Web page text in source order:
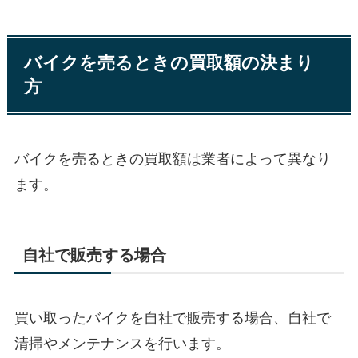
バイクを売るときの買取額の決まり
方
バイクを売るときの買取額は業者によって異なり
ます。
自社で販売する場合
買い取ったバイクを自社で販売する場合、自社で
清掃やメンテナンスを行います。